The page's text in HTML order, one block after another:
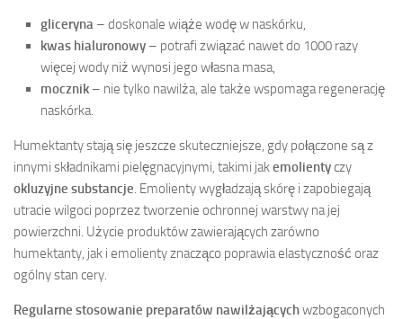
gliceryna – doskonale wiąże wodę w naskórku,
kwas hialuronowy – potrafi związać nawet do 1000 razy
więcej wody niż wynosi jego własna masa,
mocznik – nie tylko nawilża, ale także wspomaga regenerację
naskórka.
Humektanty stają się jeszcze skuteczniejsze, gdy połączone są z
innymi składnikami pielęgnacyjnymi, takimi jakemolientyczy
okluzyjne substancje. Emolienty wygładzają skórę i zapobiegają
utracie wilgoci poprzez tworzenie ochronnej warstwy na jej
powierzchni. Użycie produktów zawierających zarówno
humektanty, jak i emolienty znacząco poprawia elastyczność oraz
ogólny stan cery.
Regularne stosowanie preparatów nawilżającychwzbogaconych